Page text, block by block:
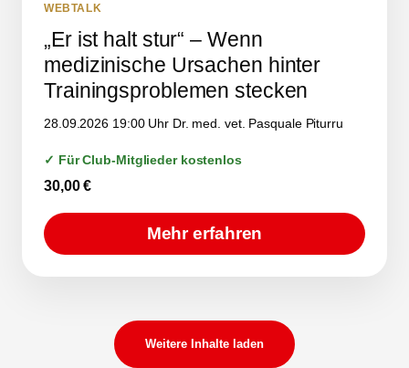
WEBTALK
„Er ist halt stur“ – Wenn
medizinische Ursachen hinter
Trainingsproblemen stecken
28.09.2026 19:00 Uhr Dr. med. vet. Pasquale Piturru
✓ Für Club-Mitglieder kostenlos
30,00€
Mehr erfahren
Weitere Inhalte laden